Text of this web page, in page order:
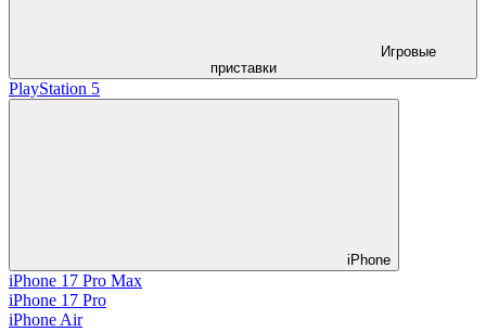
Игровые
приставки
PlayStation 5
iPhone
iPhone 17 Pro Max
iPhone 17 Pro
iPhone Air